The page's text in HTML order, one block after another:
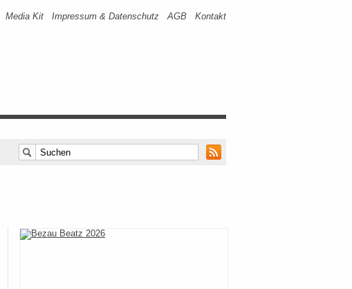
Media Kit Impressum & Datenschutz AGB Kontakt